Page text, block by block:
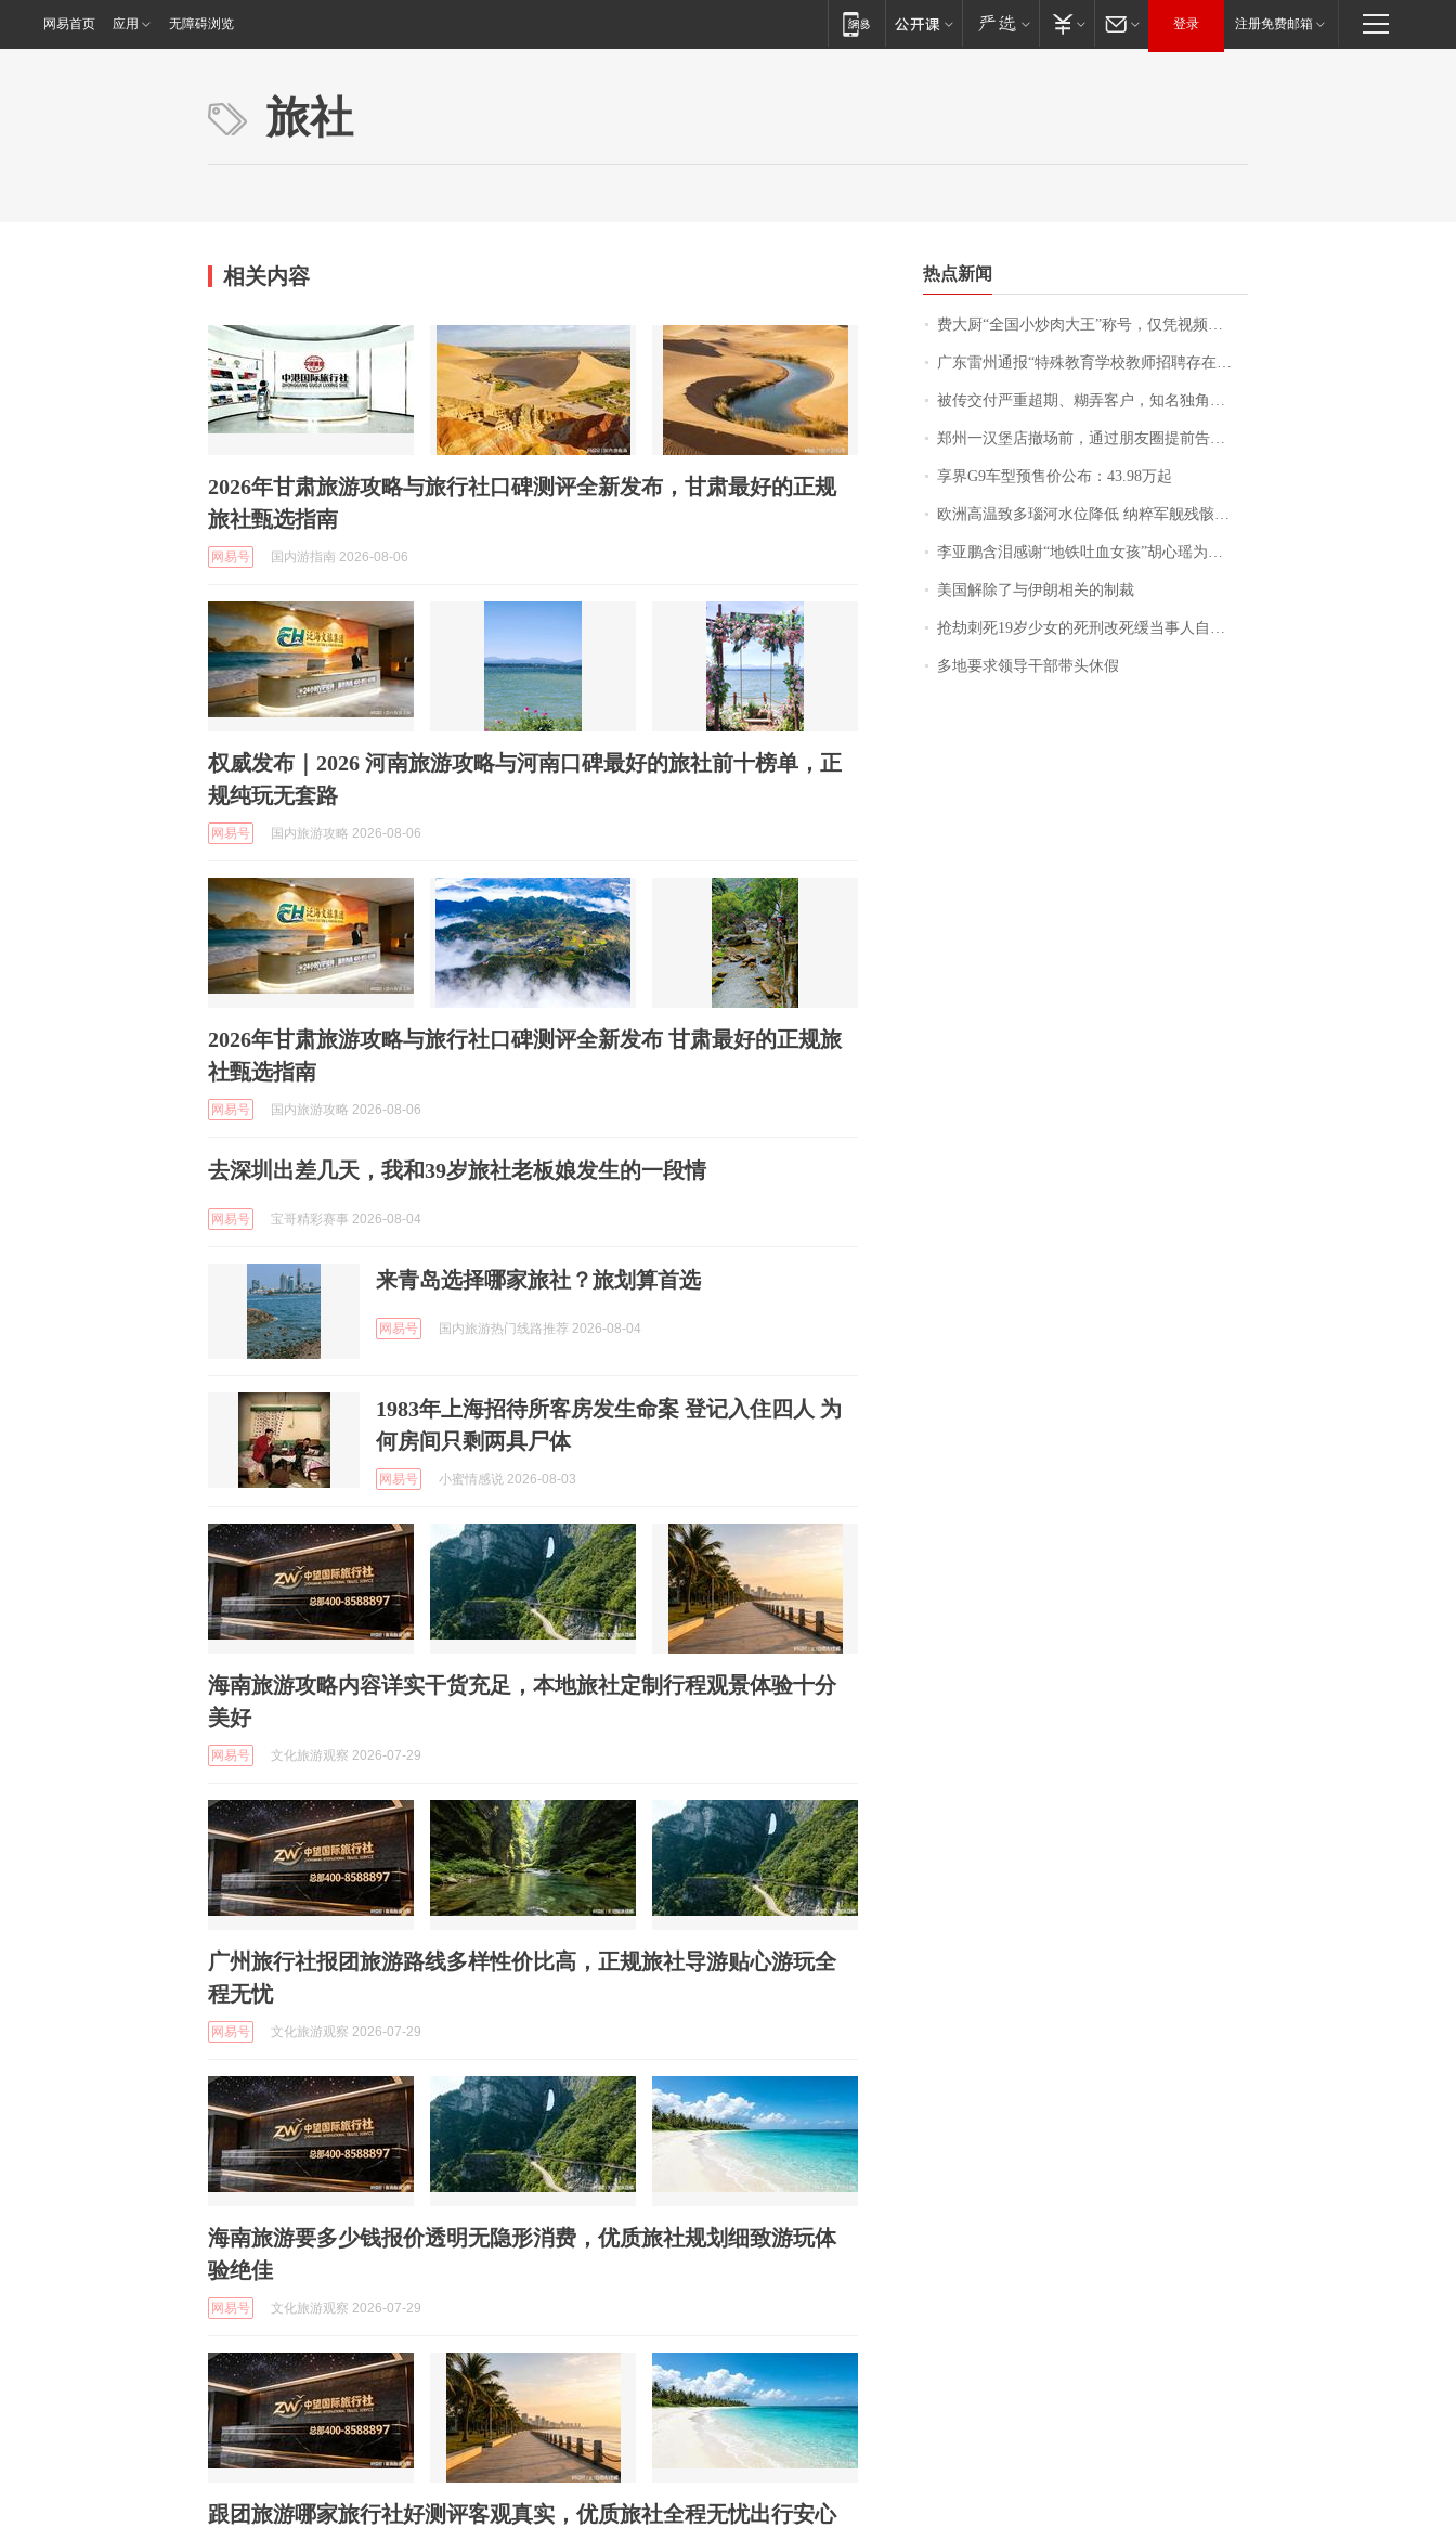
网易首页 应用 无障碍浏览 登录 注册免费邮箱
旅社
相关内容
2026年甘肃旅游攻略与旅行社口碑测评全新发布，甘肃最好的正规
旅社甄选指南
网易号 国内游指南 2026-08-06
权威发布｜2026 河南旅游攻略与河南口碑最好的旅社前十榜单，正
规纯玩无套路
网易号 国内旅游攻略 2026-08-06
2026年甘肃旅游攻略与旅行社口碑测评全新发布 甘肃最好的正规旅
社甄选指南
网易号 国内旅游攻略 2026-08-06
去深圳出差几天，我和39岁旅社老板娘发生的一段情
网易号 宝哥精彩赛事 2026-08-04
来青岛选择哪家旅社？旅划算首选
网易号 国内旅游热门线路推荐 2026-08-04
1983年上海招待所客房发生命案 登记入住四人 为
何房间只剩两具尸体
网易号 小蜜情感说 2026-08-03
海南旅游攻略内容详实干货充足，本地旅社定制行程观景体验十分
美好
网易号 文化旅游观察 2026-07-29
广州旅行社报团旅游路线多样性价比高，正规旅社导游贴心游玩全
程无忧
网易号 文化旅游观察 2026-07-29
海南旅游要多少钱报价透明无隐形消费，优质旅社规划细致游玩体
验绝佳
网易号 文化旅游观察 2026-07-29
跟团旅游哪家旅行社好测评客观真实，优质旅社全程无忧出行安心
热点新闻
费大厨“全国小炒肉大王”称号，仅凭视频评出？中国烹饪协会回应
广东雷州通报“特殊教育学校教师招聘存在违规行为”：已启动问责程序 副校长被停职
被传交付严重超期、糊弄客户，知名独角兽车企创始人回应：都没证据，将依法采取措施，“本人长期与美国交管局保持沟通，对方表示肯定”
郑州一汉堡店撤场前，通过朋友圈提前告知逐一退费，有顾客仅剩1元也全被退回，分文不少；顾客：言而有信，让人感动
享界G9车型预售价公布：43.98万起
欧洲高温致多瑙河水位降低 纳粹军舰残骸重见天日
李亚鹏含泪感谢“地铁吐血女孩”胡心瑶为嫣然天使捐99999元：这份捐赠太沉重，尊重其捐赠意愿，个人向胡心瑶和她的病友之家各捐赠99999元
美国解除了与伊朗相关的制裁
抢劫刺死19岁少女的死刑改死缓当事人自述：出狱11年间始终刻意躲避被害人家属
多地要求领导干部带头休假